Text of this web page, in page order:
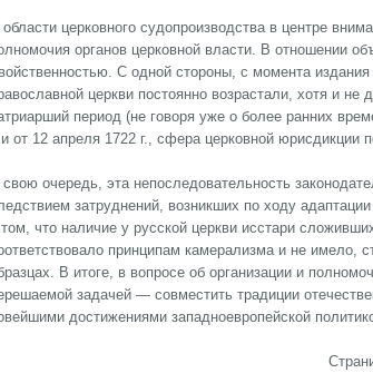
области церковного судопроизводства в центре
органов церковной власти. В отношении
С одной стороны, с момента
церкви постоянно возрастали, хотя и не
период (не говоря уже о более ранних
и от 12 апреля 1722 г., сфера церковной
свою очередь, эта непоследовательность
затруднений, возникших по ходу
что наличие у русской церкви исстари
принципам камерализма и не имело,
В итоге, в вопросе об организации и
задачей — совместить традиции
достижениями западноевропейской